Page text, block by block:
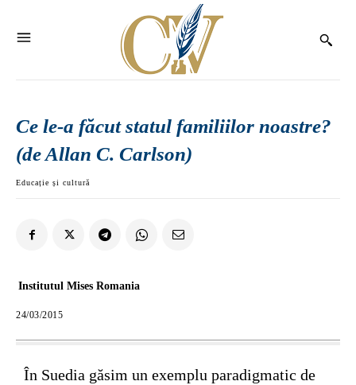
Ce le-a făcut statul familiilor noastre?
(de Allan C. Carlson)
Educație și cultură
Institutul Mises Romania
24/03/2015
În Suedia găsim un exemplu paradigmatic de